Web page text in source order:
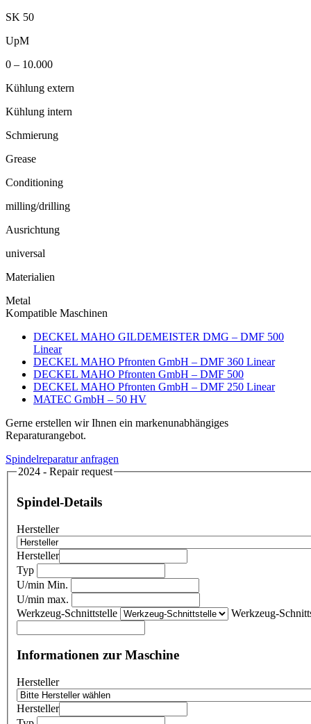
SK 50
UpM
0 – 10.000
Kühlung extern
Kühlung intern
Schmierung
Grease
Conditioning
milling/drilling
Ausrichtung
universal
Materialien
Metal
Kompatible Maschinen
DECKEL MAHO GILDEMEISTER DMG – DMF 500
Linear
DECKEL MAHO Pfronten GmbH – DMF 360 Linear
DECKEL MAHO Pfronten GmbH – DMF 500
DECKEL MAHO Pfronten GmbH – DMF 250 Linear
MATEC GmbH – 50 HV
Gerne erstellen wir Ihnen ein markenunabhängiges
Reparaturangebot.
Spindelreparatur anfragen
2024 - Repair request
Spindel-Details
Hersteller
Hersteller
Typ
U/min Min.
U/min max.
Werkzeug-Schnittstelle
Werkzeug-
Informationen zur Maschine
Hersteller
Hersteller